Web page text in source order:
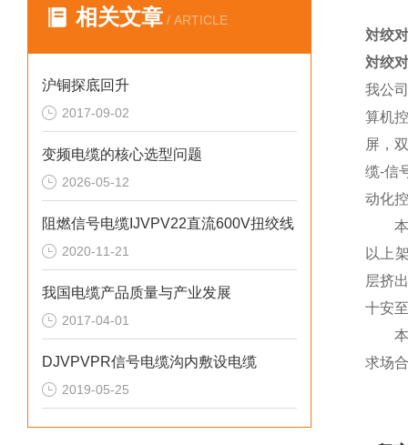
相关文章 / ARTICLE
沪铜探底回升
2017-09-02
变频电缆的核心选型问题
2026-05-12
阻燃信号电缆IJVPV22直流600V扭绞线
2020-11-21
我国电缆产品质量与产业发展
2017-04-01
DJVPVPR信号电缆沟内敷设电缆
2019-05-25
対绞
対绞
我公
算机
屏，
缆-信
动化
本类
以上
层挤
十安
本产
求场